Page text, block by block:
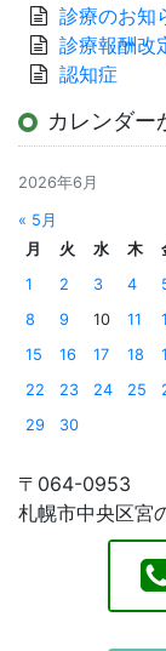
診療のお知
診療報酬改
認知症
カレンダー
2026年6月
« 5月
月
火 水 木
1
2 3 4
8
9 10 11
15
16 17 18
22
23 24 25
29
30
〒064-0953
札幌市中央区宮